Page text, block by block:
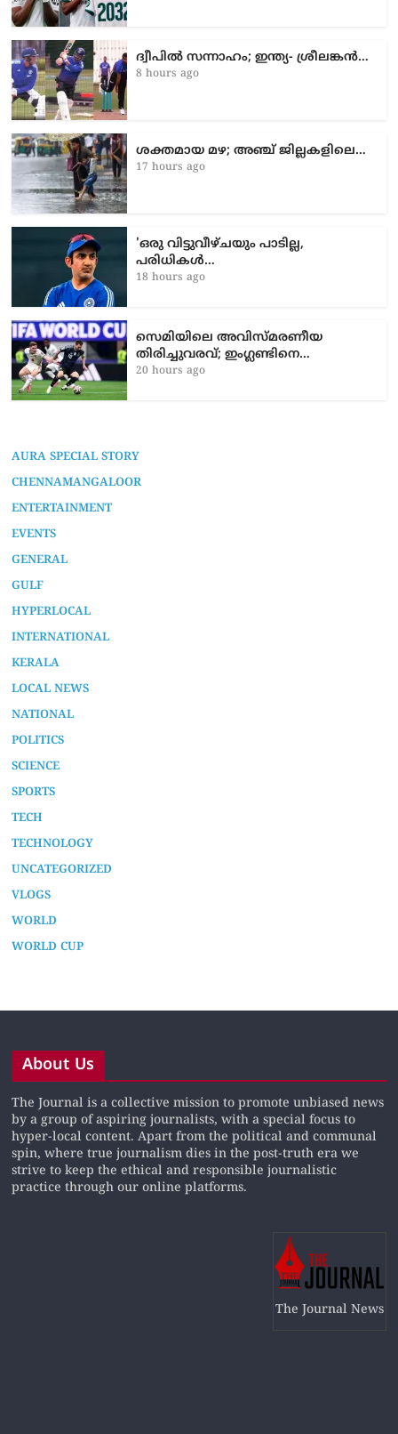
ദ്വീപിൽ സന്നാഹം; ഇന്ത്യ- ശ്രീലങ്കൻ…
8 hours ago
ശക്തമായ മഴ; അഞ്ച് ജില്ലകളിലെ…
17 hours ago
'ഒരു വിട്ടുവീഴ്ചയും പാടില്ല,
പരിധികൾ…
18 hours ago
സെമിയിലെ അവിസ്മരണീയ
തിരിച്ചുവരവ്; ഇംഗ്ലണ്ടിനെ…
20 hours ago
AURA SPECIAL STORY
CHENNAMANGALOOR
ENTERTAINMENT
EVENTS
GENERAL
GULF
HYPERLOCAL
INTERNATIONAL
KERALA
LOCAL NEWS
NATIONAL
POLITICS
SCIENCE
SPORTS
TECH
TECHNOLOGY
UNCATEGORIZED
VLOGS
WORLD
WORLD CUP
About Us
The Journal is a collective mission to promote unbiased news
by a group of aspiring journalists, with a special focus to
hyper-local content. Apart from the political and communal
spin, where true journalism dies in the post-truth era we
strive to keep the ethical and responsible journalistic
practice through our online platforms.
The Journal News